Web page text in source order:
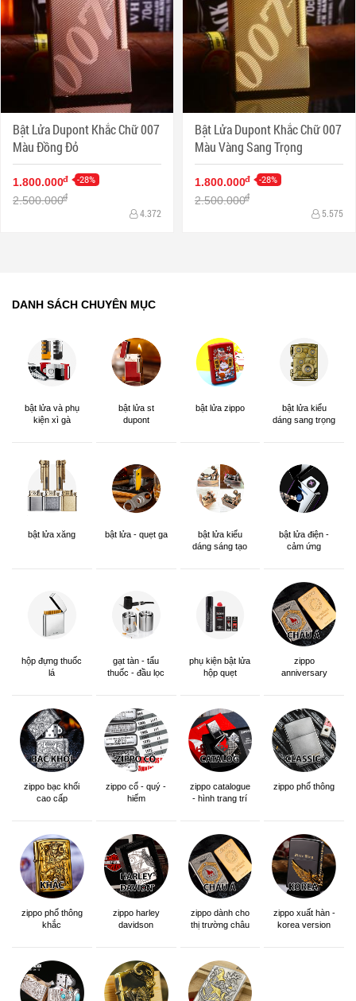
Bật Lửa Dupont Khắc Chữ 007
Màu Đồng Đỏ
1.800.000đ -28%
2.500.000đ
4.372
Bật Lửa Dupont Khắc Chữ 007
Màu Vàng Sang Trọng
1.800.000đ -28%
2.500.000đ
5.575
DANH SÁCH CHUYÊN MỤC
bật lửa và phụ
kiện xì gà
bật lửa st
dupont
bật lửa zippo
bật lửa kiểu
dáng sang trọng
bật lửa xăng bật lửa - quẹt ga
bật lửa kiểu
dáng sáng tạo
bật lửa điện -
cảm ứng
hộp đựng thuốc
lá
gạt tàn - tẩu
thuốc - đầu lọc
phụ kiện bật lửa
hộp quẹt
zippo
anniversary
zippo bạc khối
cao cấp
zippo cổ - quý -
hiếm
zippo catalogue
- hình trang trí
zippo phổ thông
zippo phổ thông
khắc
zippo harley
davidson
zippo dành cho
thị trường châu
zippo xuất hàn -
korea version